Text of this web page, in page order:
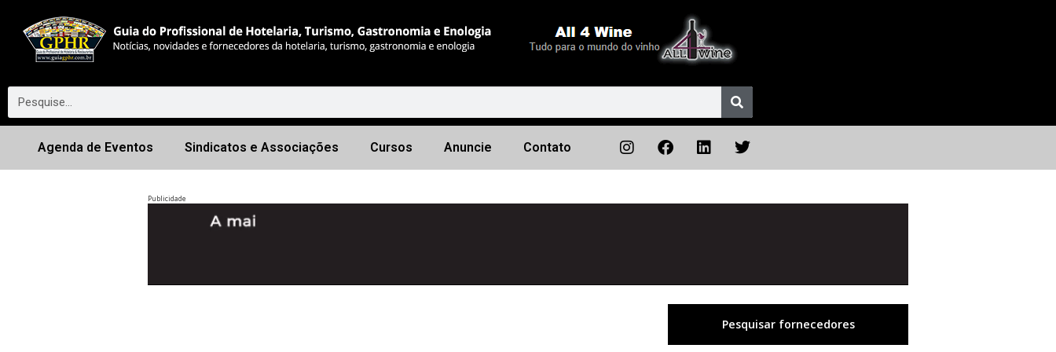
Agenda de Eventos Sindicatos e Associações Cursos Anuncie Contato
Publicidade
Próximo
Pesquisar fornecedores